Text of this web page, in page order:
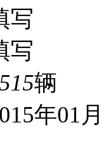
写
写
辆
年01月